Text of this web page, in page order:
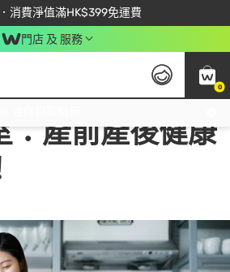
消費淨值滿HK$399免運費
為易賞錢會員盡享獨家優惠
買滿$450 輸入 NEWAPP 即減$50
門店 及 服務
0
：產前產後健康